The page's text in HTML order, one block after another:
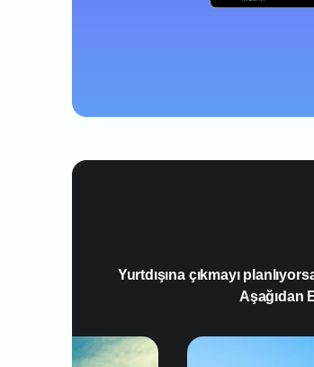
Yurtdışına çıkmayı
Aşağıdan